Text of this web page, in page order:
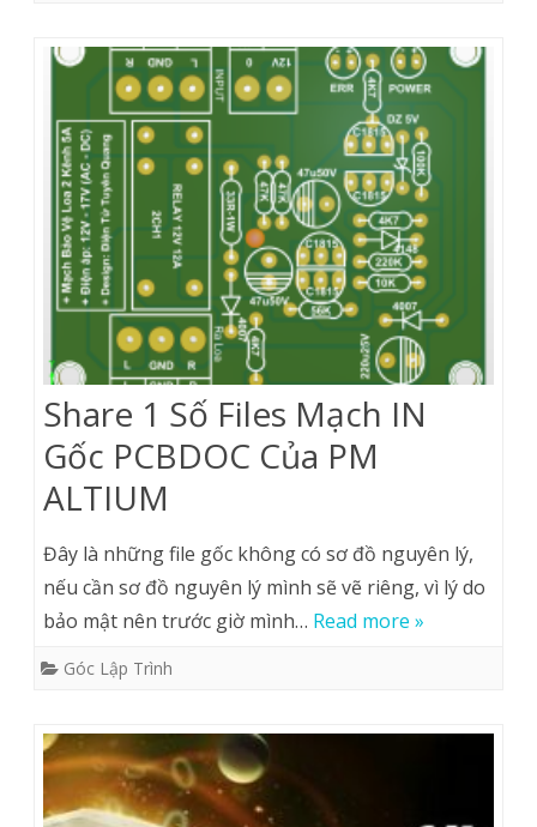
Share 1 Số Files Mạch IN
Gốc PCBDOC Của PM
ALTIUM
Đây là những file gốc không có sơ đồ nguyên lý,
nếu cần sơ đồ nguyên lý mình sẽ vẽ riêng, vì lý do
bảo mật nên trước giờ mình… Read more »
Góc Lập Trình